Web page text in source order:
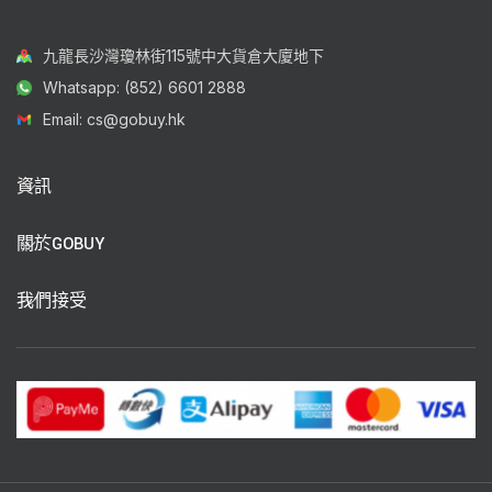
九龍長沙灣瓊林街115號中大貨倉大廈地下
Whatsapp: (852) 6601 2888
Email: cs@gobuy.hk
資訊
關於GOBUY
我們接受